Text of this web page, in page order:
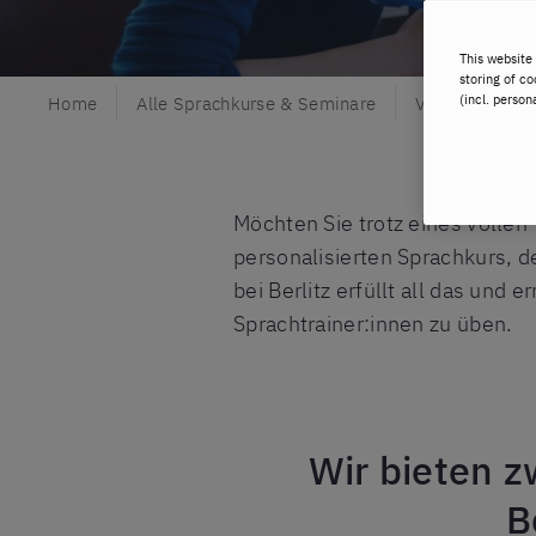
Home Alle Sprachkurse & Seminare Vor Ort lernen
Möchten Sie trotz eines
personalisierten Sprachkurs,
bei Berlitz erfüllt all das und
Sprachtrainer:innen zu üben.
Wir bieten
This
storing of
(incl.